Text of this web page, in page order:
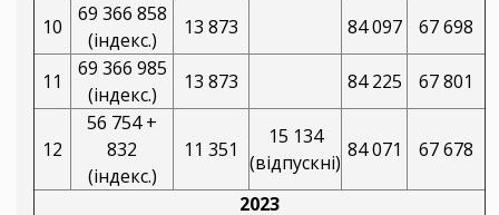
10
69 366 858
(індекс.)
13 873 84 097 67 698
11
69 366 985
(індекс.)
13 873 84 225 67 801
12
56 754 +
832
(індекс.)
11 351
15 134
(відпускні)
84 071 67 678
2023